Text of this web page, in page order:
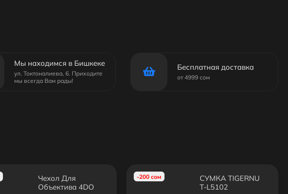
Мы находимся в Бишкеке
ул. Токтоналиева, 6. Приходите
мы всегда Вам рады!
Бесплатная доставка
от 4999 сом
Чехол Для
Объектива 4DO
-200 сом
СУМКА TIGERNU
T-L5102